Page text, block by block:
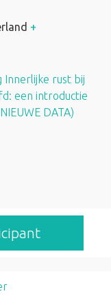
+
Innerlijke rust bij
een introductie
DATA)